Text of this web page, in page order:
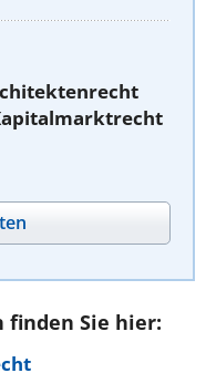
finden Sie hier: